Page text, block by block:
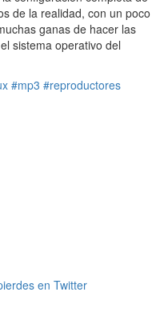
de la realidad, con un poco
ganas de hacer las
sistema operativo del
#mp3 #reproductores
en Twitter